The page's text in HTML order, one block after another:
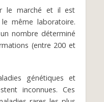
le marché et il est
même laboratoire.
nombre déterminé
(entre 200 et
génétiques et
inconnues. Ces